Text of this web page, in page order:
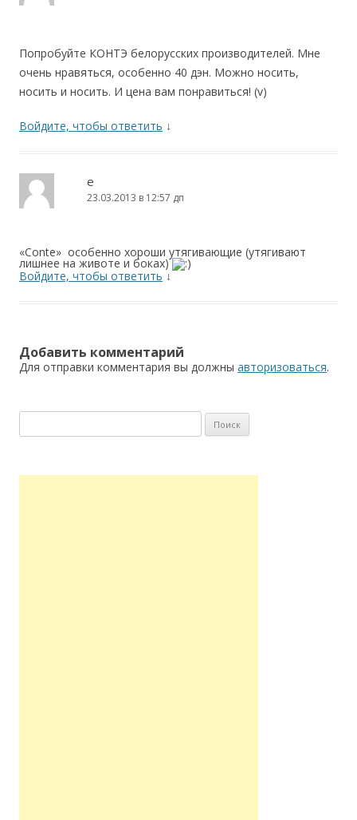
Попробуйте КОНТЭ белорусских производителей. Мне
очень нравяться, особенно 40 дэн. Можно носить,
носить и носить. И цена вам понравиться! (v)
Войдите, чтобы ответить ↓
e
23.03.2013 в 12:57 дп
«Conte» особенно хороши утягивающие (утягивают
лишнее на животе и боках)
Войдите, чтобы ответить ↓
Добавить комментарий
Для отправки комментария вы должны авторизоваться.